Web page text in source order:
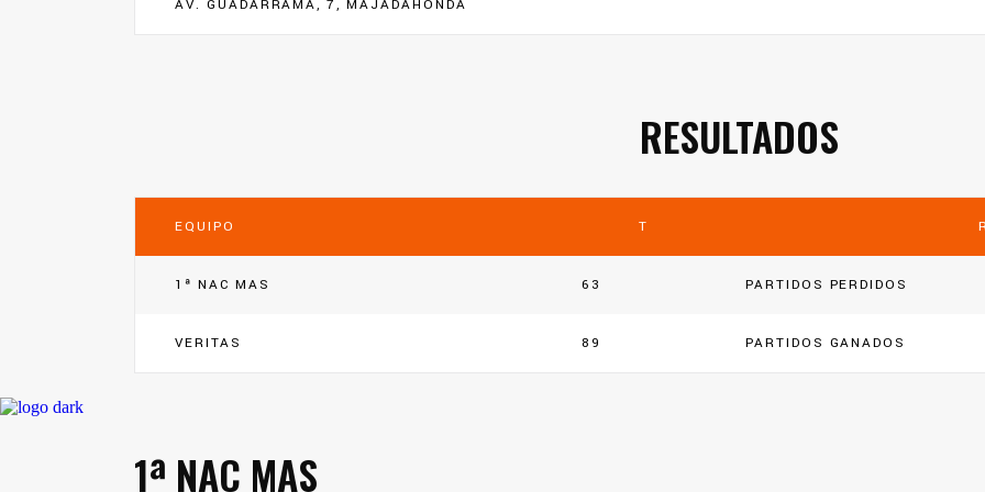
AV. GUADARRAMA, 7, MAJADAHONDA
RESULTADOS
EQUIPO T
1ª NAC MAS 63 PARTIDOS PERDIDOS
VERITAS 89 PARTIDOS GANADOS
1ª NAC MAS